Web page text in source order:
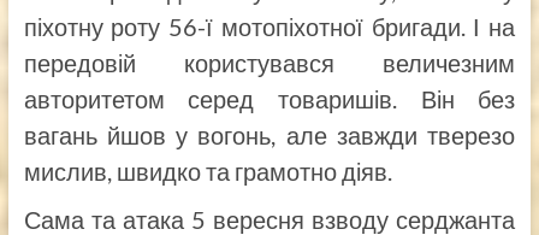
піхотну роту 56-ї мотопіхотної бригади. І на
передовій користувався величезним
авторитетом серед товаришів. Він без
вагань йшов у вогонь, але завжди тверезо
мислив, швидко та грамотно діяв.
Сама та атака 5 вересня взводу серджанта